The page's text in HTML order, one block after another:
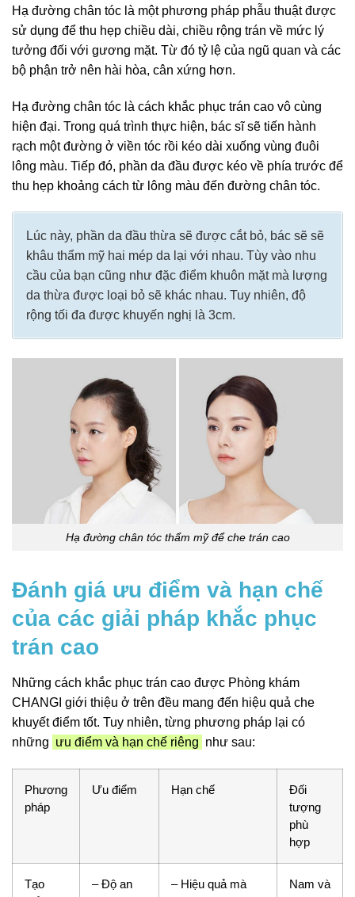
Hạ đường chân tóc là một phương pháp phẫu thuật được
sử dụng để thu hẹp chiều dài, chiều rộng trán về mức lý
tưởng đối với gương mặt. Từ đó tỷ lệ của ngũ quan và các
bộ phận trở nên hài hòa, cân xứng hơn.
Hạ đường chân tóc là cách khắc phục trán cao vô cùng
hiện đại. Trong quá trình thực hiện, bác sĩ sẽ tiến hành
rạch một đường ở viền tóc rồi kéo dài xuống vùng đuôi
lông màu. Tiếp đó, phần da đầu được kéo về phía trước để
thu hẹp khoảng cách từ lông màu đến đường chân tóc.
Lúc này, phần da đầu thừa sẽ được cắt bỏ, bác sẽ sẽ
khâu thẩm mỹ hai mép da lại với nhau. Tùy vào nhu
cầu của bạn cũng như đặc điểm khuôn mặt mà lượng
da thừa được loại bỏ sẽ khác nhau. Tuy nhiên, độ
rộng tối đa được khuyến nghị là 3cm.
Hạ đường chân tóc thẩm mỹ để che trán cao
Đánh giá ưu điểm và hạn chế
của các giải pháp khắc phục
trán cao
Những cách khắc phục trán cao được Phòng khám
CHANGI giới thiệu ở trên đều mang đến hiệu quả che
khuyết điểm tốt. Tuy nhiên, từng phương pháp lại có
những ưu điểm và hạn chế riêng như sau:
Phương
pháp
Ưu điểm Hạn chế
Đối
tượng
phù
hợp
Tạo
– Độ an
– Hiệu quả mà
Nam và